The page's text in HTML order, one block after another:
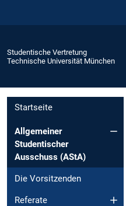
Studentische Vertretung
Technische Universität München
Startseite
Allgemeiner
Studentischer
Ausschuss (AStA)
Die Vorsitzenden
Referate